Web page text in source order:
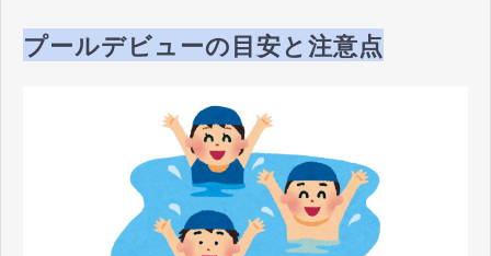
プールデビューの目安と注意点